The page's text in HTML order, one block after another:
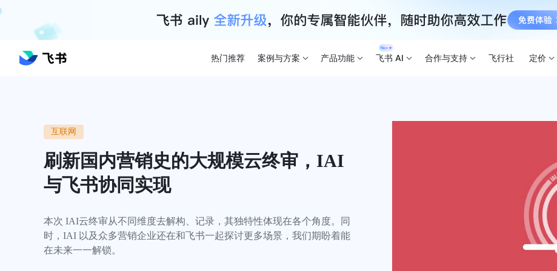
热门推荐 案例与方案 产品功能 飞书 AI 合作与支持 飞行社 定价
互联网
刷新国内营销史的大规模云终审，IAI
与飞书协同实现
本次 IAI云终审从不同维度去解构、记录，其独特性体现在各个角度。同
时，IAI 以及众多营销企业还在和飞书一起探讨更多场景，我们期盼着能
在未来一一解锁。